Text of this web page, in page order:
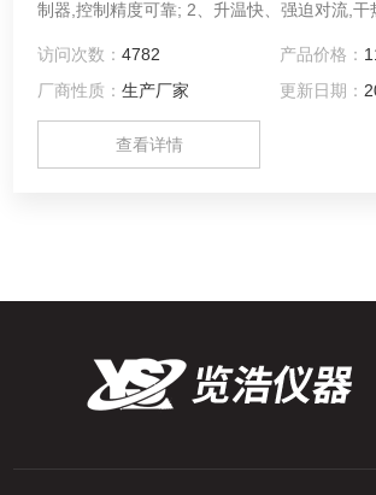
制器,控制精度可靠; 2、升温快、强迫对流,干热空气直接经过
访问次数：4782 产品价格：
厂商性质：生产厂家 更新日期：
查看详情